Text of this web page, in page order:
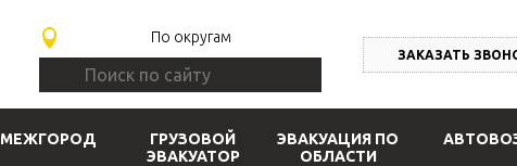
По округам
ЗАКАЗАТЬ
МЕЖГОРОД
ГРУЗОВОЙ
ЭВАКУАТОР
ЭВАКУАЦИЯ ПО
ОБЛАСТИ